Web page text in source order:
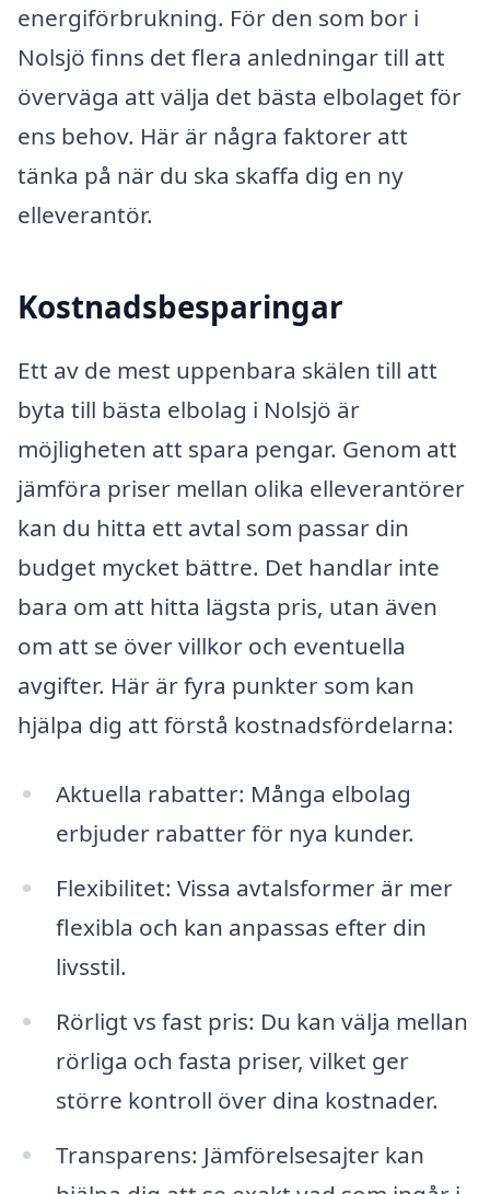
energiförbrukning. För den som bor i
Nolsjö finns det flera anledningar till att
överväga att välja det bästa elbolaget för
ens behov. Här är några faktorer att
tänka på när du ska skaffa dig en ny
elleverantör.
Kostnadsbesparingar
Ett av de mest uppenbara skälen till att
byta till bästa elbolag i Nolsjö är
möjligheten att spara pengar. Genom att
jämföra priser mellan olika elleverantörer
kan du hitta ett avtal som passar din
budget mycket bättre. Det handlar inte
bara om att hitta lägsta pris, utan även
om att se över villkor och eventuella
avgifter. Här är fyra punkter som kan
hjälpa dig att förstå kostnadsfördelarna:
Aktuella rabatter: Många elbolag
erbjuder rabatter för nya kunder.
Flexibilitet: Vissa avtalsformer är mer
flexibla och kan anpassas efter din
livsstil.
Rörligt vs fast pris: Du kan välja mellan
rörliga och fasta priser, vilket ger
större kontroll över dina kostnader.
Transparens: Jämförelsesajter kan